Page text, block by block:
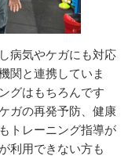
病気やケガにも対応
関と連携していま
グはもちろんです
ガの再発予防、健康
トレーニング指導が
利用できない方も